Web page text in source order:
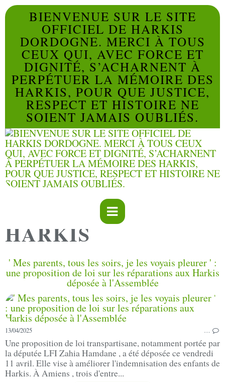
BIENVENUE SUR LE SITE
OFFICIEL DE HARKIS
DORDOGNE. MERCI À TOUS
CEUX QUI, AVEC FORCE ET
DIGNITÉ, S’ACHARNENT À
PERPÉTUER LA MÉMOIRE DES
HARKIS, POUR QUE JUSTICE,
RESPECT ET HISTOIRE NE
SOIENT JAMAIS OUBLIÉS.
HARKIS
' Mes parents, tous les soirs, je les voyais pleurer ' :
une proposition de loi sur les réparations aux Harkis
déposée à l'Assemblée
13/04/2025 …
Une proposition de loi transpartisane, notamment portée par
la députée LFI Zahia Hamdane , a été déposée ce vendredi
11 avril. Elle vise à améliorer l'indemnisation des enfants de
Harkis. À Amiens , trois d'entre...